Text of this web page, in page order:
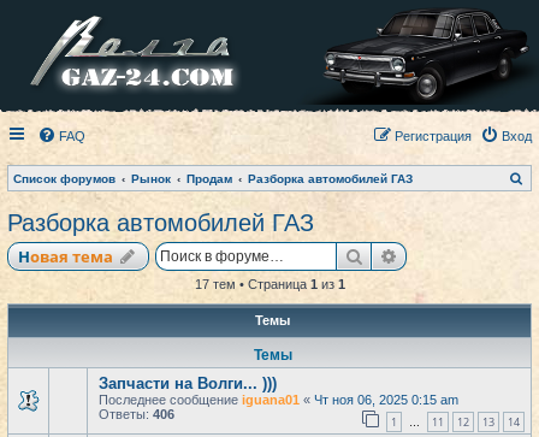
FAQ Вход
Регистрация
Список форумов Рынок Продам Разборка автомобилей ГАЗ
о
Разборка автомобилей ГАЗ
Новая тема ПоискРасширенный
17 тем • Страница 1из 1
Темы
Темы
Запчасти на Волги... )))
Последнее сообщение iguana01 « Чт ноя 06, 2025 0:15 am
Ответы: 406 1 … 11 12 13 14